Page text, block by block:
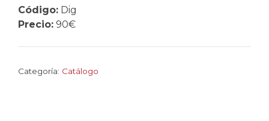
Código: Dig
Precio: 90€
Categoría: Catálogo